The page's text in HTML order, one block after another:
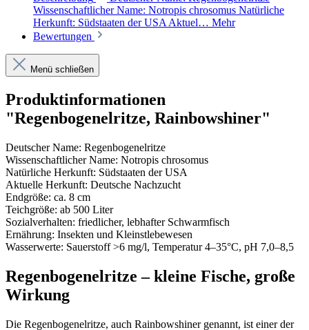
Wissenschaftlicher Name: Notropis chrosomus Natürliche
Herkunft: Südstaaten der USA Aktuel… Mehr
Bewertungen
Menü schließen
Produktinformationen
"Regenbogenelritze, Rainbowshiner"
Deutscher Name: Regenbogenelritze
Wissenschaftlicher Name: Notropis chrosomus
Natürliche Herkunft: Südstaaten der USA
Aktuelle Herkunft: Deutsche Nachzucht
Endgröße: ca. 8 cm
Teichgröße: ab 500 Liter
Sozialverhalten: friedlicher, lebhafter Schwarmfisch
Ernährung: Insekten und Kleinstlebewesen
Wasserwerte: Sauerstoff >6 mg/l, Temperatur 4–35°C, pH 7,0–8,5
Regenbogenelritze – kleine Fische, große
Wirkung
Die Regenbogenelritze, auch Rainbowshiner genannt, ist einer der